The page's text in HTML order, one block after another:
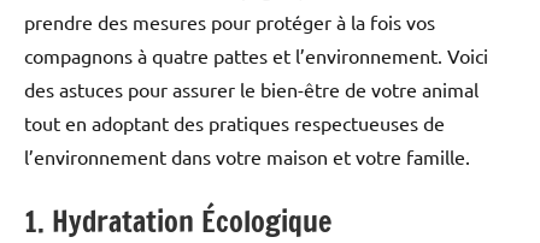
prendre des mesures pour protéger à la fois vos
compagnons à quatre pattes et l’environnement. Voici
des astuces pour assurer le bien-être de votre animal
tout en adoptant des pratiques respectueuses de
l’environnement dans votre maison et votre famille.
1. Hydratation Écologique